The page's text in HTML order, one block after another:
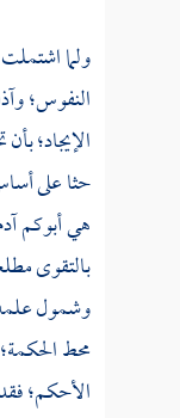
ولما
النفوس؛
الإيجاد؛
حثا على
هي أبوكم
بالتقوى
وشمول
محط
الأحكم؛